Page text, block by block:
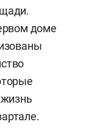
доме